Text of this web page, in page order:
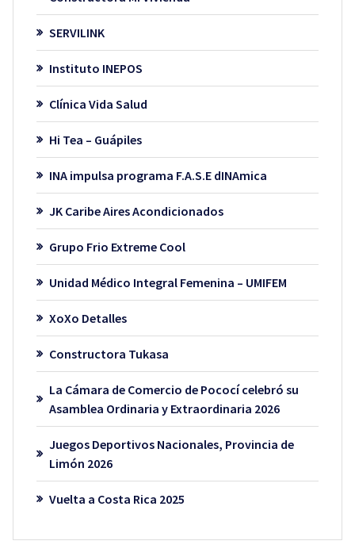
SERVILINK
Instituto INEPOS
Clínica Vida Salud
Hi Tea – Guápiles
INA impulsa programa F.A.S.E dINAmica
JK Caribe Aires Acondicionados
Grupo Frio Extreme Cool
Unidad Médico Integral Femenina – UMIFEM
XoXo Detalles
Constructora Tukasa
La Cámara de Comercio de Pococí celebró su
Asamblea Ordinaria y Extraordinaria 2026
Juegos Deportivos Nacionales, Provincia de
Limón 2026
Vuelta a Costa Rica 2025